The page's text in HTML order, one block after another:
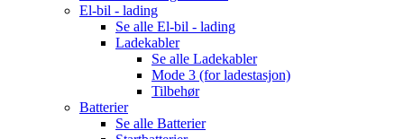
El-bil - lading
Se alle El-bil - lading
Ladekabler
Se alle Ladekabler
Mode 3 (for ladestasjon)
Tilbehør
Batterier
Se alle Batterier